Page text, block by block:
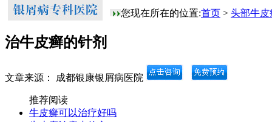
您现在所在的位置:首页 > 头部牛皮
治牛皮癣的针剂
文章来源： 成都银康银屑病医院
推荐阅读
牛皮癣可以治疗好吗